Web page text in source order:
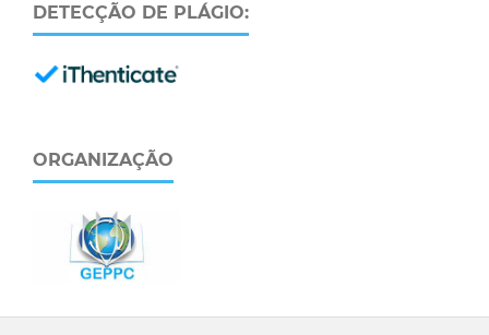
DETECÇÃO DE PLÁGIO:
ORGANIZAÇÃO